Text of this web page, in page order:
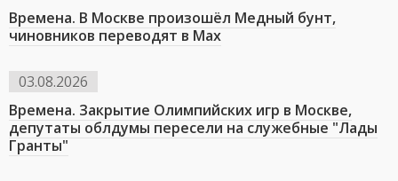
Времена. В Москве произошёл Медный бунт,
чиновников переводят в Мах
03.08.2026
Времена. Закрытие Олимпийских игр в Москве,
депутаты облдумы пересели на служебные "Лады
Гранты"